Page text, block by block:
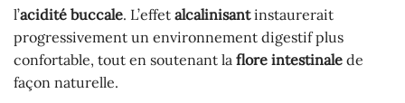
l’acidité buccale. L’effet alcalinisantinstaurerait
progressivement un environnement digestif plus
confortable, tout en soutenant la flore intestinale de
façon naturelle.